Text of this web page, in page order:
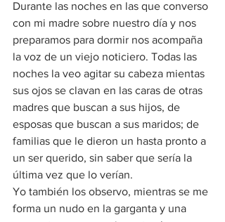
Durante las noches en las que converso
con mi madre sobre nuestro día y nos
preparamos para dormir nos acompaña
la voz de un viejo noticiero. Todas las
noches la veo agitar su cabeza mientas
sus ojos se clavan en las caras de otras
madres que buscan a sus hijos, de
esposas que buscan a sus maridos; de
familias que le dieron un hasta pronto a
un ser querido, sin saber que sería la
última vez que lo verían.
Yo también los observo, mientras se me
forma un nudo en la garganta y una